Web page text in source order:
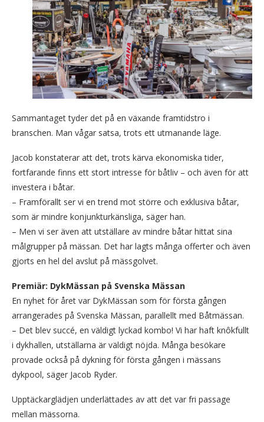
Sammantaget tyder det på en växande framtidstro i
branschen. Man vågar satsa, trots ett utmanande läge.
Jacob konstaterar att det, trots kärva ekonomiska tider,
fortfarande finns ett stort intresse för båtliv – och även för att
investera i båtar.
– Framförallt ser vi en trend mot större och exklusiva båtar,
som är mindre konjunkturkänsliga, säger han.
– Men vi ser även att utställare av mindre båtar hittat sina
målgrupper på mässan. Det har lagts många offerter och även
gjorts en hel del avslut på mässgolvet.
Premiär: DykMässan på Svenska Mässan
En nyhet för året var DykMässan som för första gången
arrangerades på Svenska Mässan, parallellt med Båtmässan.
– Det blev succé, en väldigt lyckad kombo! Vi har haft knôkfullt
i dykhallen, utställarna är väldigt nöjda. Många besökare
provade också på dykning för första gången i mässans
dykpool, säger Jacob Ryder.
Upptäckarglädjen underlättades av att det var fri passage
mellan mässorna.